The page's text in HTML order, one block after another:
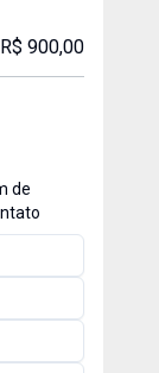
R$ 900,00
de